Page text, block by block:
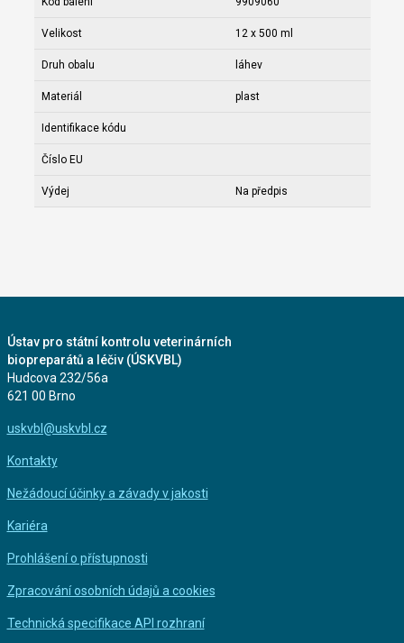
Velikost 12 x 500 ml
Druh obalu láhev
Materiál plast
Identifikace kódu
Číslo EU
Výdej Na předpis
Ústav pro státní kontrolu veterinárních
biopreparátů a léčiv (ÚSKVBL)
Hudcova 232/56a
621 00 Brno
uskvbl@uskvbl.cz
Kontakty
Nežádoucí účinky a závady v jakosti
Kariéra
Prohlášení o přístupnosti
Zpracování osobních údajů a cookies
Technická specifikace API rozhraní